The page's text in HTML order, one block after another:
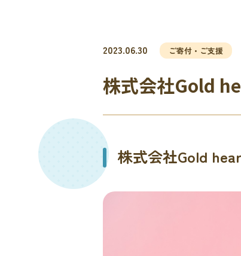
2023.06.30 ご寄付・ご支援
株式会社Gold
株式会社Gold